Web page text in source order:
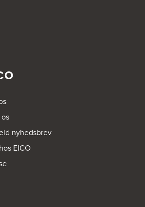
nyhedsbrev
EICO